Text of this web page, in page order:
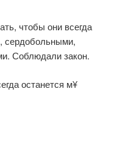
чтобы они всегда
Соблюдали закон.
останется м¥